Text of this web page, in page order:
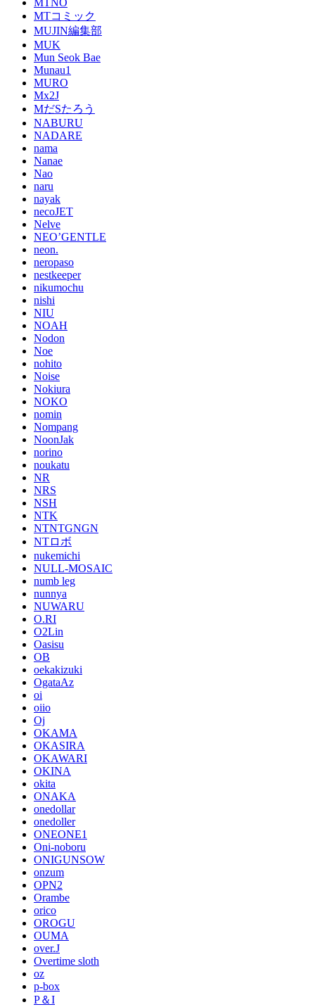
MTNO
MTコミック
MUJIN編集部
MUK
Mun Seok Bae
Munau1
MURO
Mx2J
MだSたろう
NABURU
NADARE
nama
Nanae
Nao
naru
nayak
necoJET
Nelve
NEO’GENTLE
neon.
neropaso
nestkeeper
nikumochu
nishi
NIU
NOAH
Nodon
Noe
nohito
Noise
Nokiura
NOKO
nomin
Nompang
NoonJak
norino
noukatu
NR
NRS
NSH
NTK
NTNTGNGN
NTロボ
nukemichi
NULL-MOSAIC
numb leg
nunnya
NUWARU
O.RI
O2Lin
Oasisu
OB
oekakizuki
OgataAz
oi
oiio
Oj
OKAMA
OKASIRA
OKAWARI
OKINA
okita
ONAKA
onedollar
onedoller
ONEONE1
Oni-noboru
ONIGUNSOW
onzum
OPN2
Orambe
orico
OROGU
OUMA
over.J
Overtime sloth
oz
p-box
P＆I